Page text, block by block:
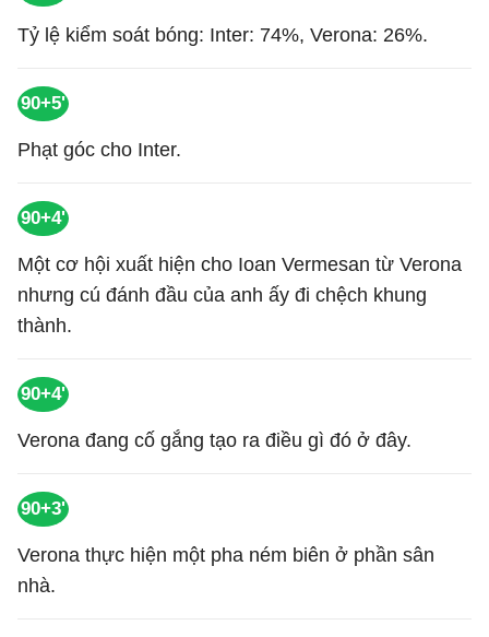
Tỷ lệ kiểm soát bóng: Inter: 74%, Verona: 26%.
90+5'
Phạt góc cho Inter.
90+4'
Một cơ hội xuất hiện cho Ioan Vermesan từ Verona
nhưng cú đánh đầu của anh ấy đi chệch khung
thành.
90+4'
Verona đang cố gắng tạo ra điều gì đó ở đây.
90+3'
Verona thực hiện một pha ném biên ở phần sân
nhà.